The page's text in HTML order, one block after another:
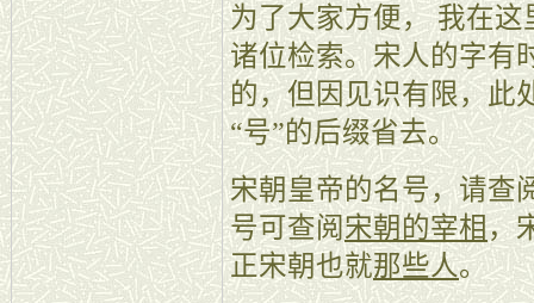
为了大家方便， 我在
诸位检索。宋人的字有
的，但因见识有限，此
“号”的后缀省去。
宋朝皇帝的名号，请查
号可查阅宋朝的宰相，
正宋朝也就那些人。